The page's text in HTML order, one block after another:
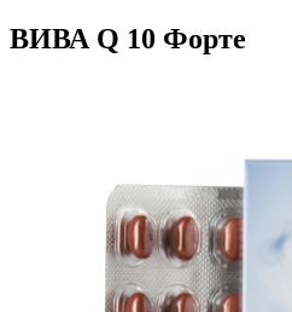
ВИВА Q 10 Форте